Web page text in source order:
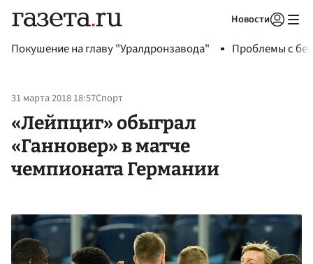
Новости
Покушение на главу "Уралдронзавода" Проблемы с
31 марта 2018 18:57Спорт
«Лейпциг» обыграл
«Ганновер» в матче
чемпионата Германии